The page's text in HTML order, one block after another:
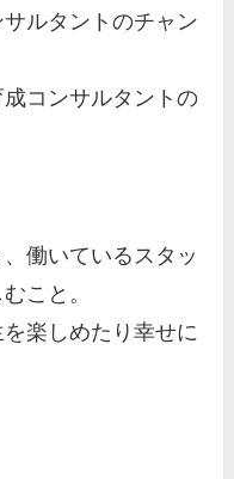
ルタントのチャン
コンサルタントの
働いているスタッ
こと。
楽しめたり幸せに